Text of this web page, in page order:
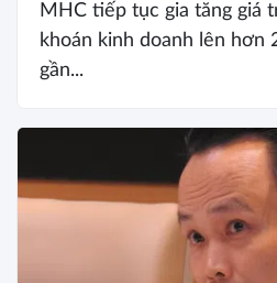
MHC tiếp tục gia tăng giá
khoán kinh doanh lên hơn
gần...